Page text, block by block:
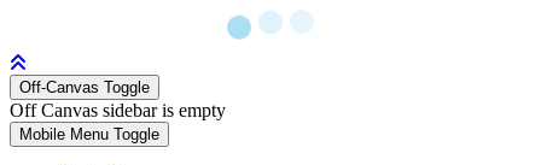
Off-Canvas Toggle
Off Canvas sidebar is empty
Mobile Menu Toggle